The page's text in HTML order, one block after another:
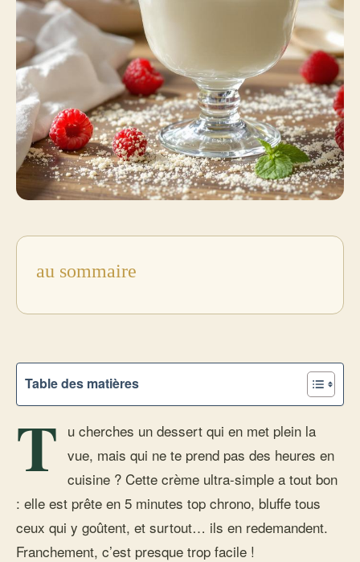
au sommaire
Table des matières
T u cherches un dessert qui en met plein la
vue, mais qui ne te prend pas des heures en
cuisine ? Cette crème ultra-simple a tout bon
: elle est prête en 5 minutes top chrono, bluffe tous
ceux qui y goûtent, et surtout… ils en redemandent.
Franchement, c’est presque trop facile !